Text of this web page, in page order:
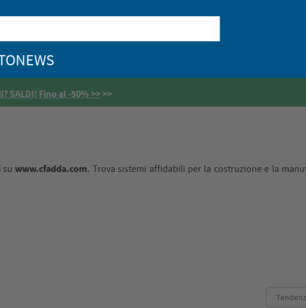
NEWS
SALDI! Fino al -50% >>>>
suwww.cfadda.com. Trova sistemi affidabili per la costruzione e la